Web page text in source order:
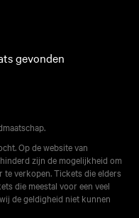
gevonden
Op de website van
zijn de mogelijkheid om
verkopen. Tickets die elders
die meestal voor een veel
de geldigheid niet kunnen